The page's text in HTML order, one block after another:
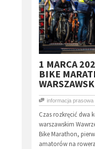
​1 MARCA
BIKE
informacja prasowa
Czas rozkręcić dwa
warszawskim
Bike Marathon,
amatorów na